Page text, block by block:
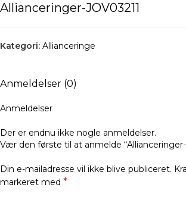
Allianceringer-JOV03211
Kategori: Allianceringe
Anmeldelser (0)
Anmeldelser
Der er endnu ikke nogle anmeldelser.
Vær den første til at anmelde “Allianceringer-
Din e-mailadresse vil ikke blive publiceret.
markeret med *